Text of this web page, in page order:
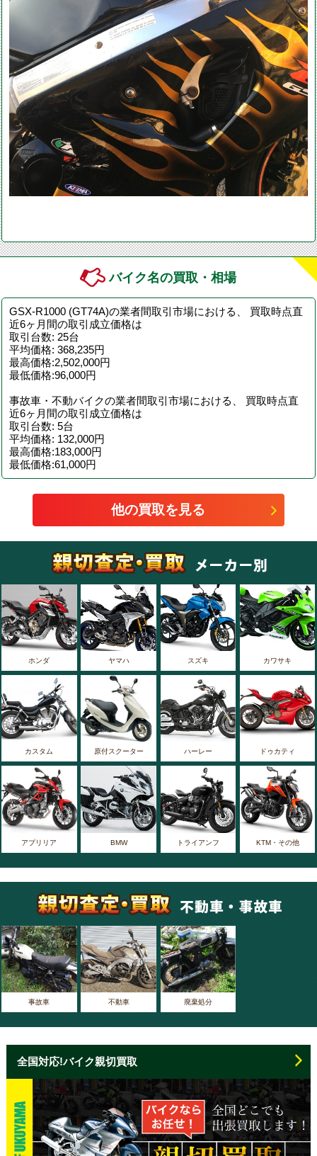
バイク名の買取・相場
GSX-R1000 (GT74A)の業者間取引市場における、 買取時点直
近6ヶ月間の取引成立価格は
取引台数: 25台
平均価格: 368,235円
最高価格:2,502,000円
最低価格:96,000円
事故車・不動バイクの業者間取引市場における、 買取時点直
近6ヶ月間の取引成立価格は
取引台数: 5台
平均価格: 132,000円
最高価格:183,000円
最低価格:61,000円
他の買取を見る
ホンダ ヤマハ スズキ カワサキ
カスタム 原付スクーター ハーレー ドゥカティ
アプリリア BMW トライアンフ KTM・その他
事故車 不動車 廃棄処分
全国対応!バイク親切買取